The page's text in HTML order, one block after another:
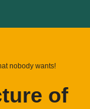
nobody wants!
of